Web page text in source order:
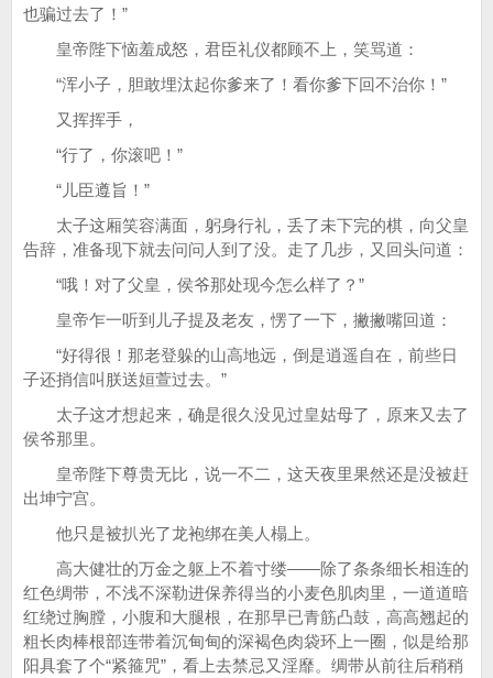
也骗过去了！”
皇帝陛下恼羞成怒，君臣礼仪都顾不上，笑骂道：
“浑小子，胆敢埋汰起你爹来了！看你爹下回不治你！”
又挥挥手，
“行了，你滚吧！”
“儿臣遵旨！”
太子这厢笑容满面，躬身行礼，丢了未下完的棋，向父皇
告辞，准备现下就去问问人到了没。走了几步，又回头问道：
“哦！对了父皇，侯爷那处现今怎么样了？”
皇帝乍一听到儿子提及老友，愣了一下，撇撇嘴回道：
“好得很！那老登躲的山高地远，倒是逍遥自在，前些日
子还捎信叫朕送姮萱过去。”
太子这才想起来，确是很久没见过皇姑母了，原来又去了
侯爷那里。
皇帝陛下尊贵无比，说一不二，这天夜里果然还是没被赶
出坤宁宫。
他只是被扒光了龙袍绑在美人榻上。
高大健壮的万金之躯上不着寸缕——除了条条细长相连的
红色绸带，不浅不深勒进保养得当的小麦色肌肉里，一道道暗
红绕过胸膛，小腹和大腿根，在那早已青筋凸鼓，高高翘起的
粗长肉棒根部连带着沉甸甸的深褐色肉袋环上一圈，似是给那
阳具套了个“紧箍咒”，看上去禁忌又淫靡。绸带从前往后稍稍